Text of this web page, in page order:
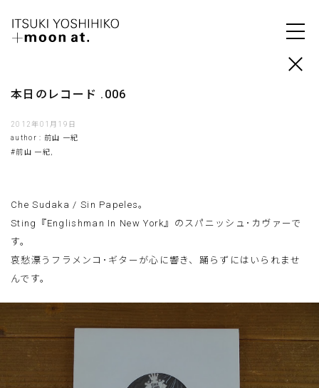
本日のレコード .006
2012年01月19日
author : 前山 一紀
#前山 一紀,
Che Sudaka / Sin Papeles。
Sting『Englishman In New York』のスパニッシュ･カヴァーで
す。
哀愁漂うフラメンコ･ギターが心に響き、踊らずにはいられませ
んです。